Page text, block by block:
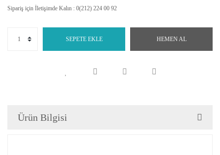
Sipariş için İletişimde Kalın : 0(212) 224 00 92
SEPETE EKLE HEMEN AL
Ürün Bilgisi